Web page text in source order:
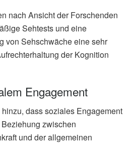
nach Ansicht der Forschenden
Sehtests und eine
von Sehschwäche eine sehr
der Kognition
Engagement
dass soziales Engagement
zwischen
und der allgemeinen